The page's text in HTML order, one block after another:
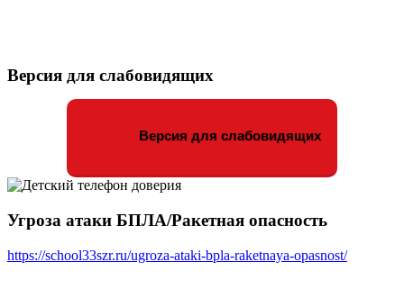
Версия для слабовидящих
Версия для слабовидящих
Угроза атаки БПЛА/Ракетная опасность
https://school33szr.ru/ugroza-ataki-bpla-raketnaya-opasnost/